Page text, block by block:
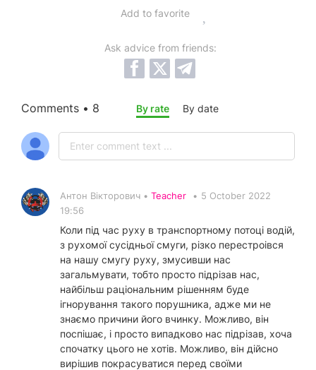
Add to favorite
Ask advice from friends:
Comments • 8 By rate By date
Антон Вікторович • Teacher • 5 October 2022
19:56
Коли під час руху в транспортному потоці водій,
з рухомої сусідньої смуги, різко перестроівся
на нашу смугу руху, змусивши нас
загальмувати, тобто просто підрізав нас,
найбільш раціональним рішенням буде
ігнорування такого порушника, адже ми не
знаємо причини його вчинку. Можливо, він
поспішає, і просто випадково нас підрізав, хоча
спочатку цього не хотів. Можливо, він дійсно
вирішив покрасуватися перед своїми